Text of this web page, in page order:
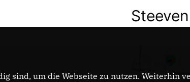
sind, um die Webseite zu nutzen.